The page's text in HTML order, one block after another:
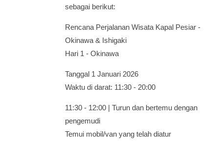
sebagai berikut:
Rencana Perjalanan Wisata Kapal Pesiar -
Okinawa & Ishigaki
Hari 1 - Okinawa
Tanggal 1 Januari 2026
Waktu di darat: 11:30 - 20:00
11:30 - 12:00 | Turun dan bertemu dengan
pengemudi
Temui mobil/van yang telah diatur